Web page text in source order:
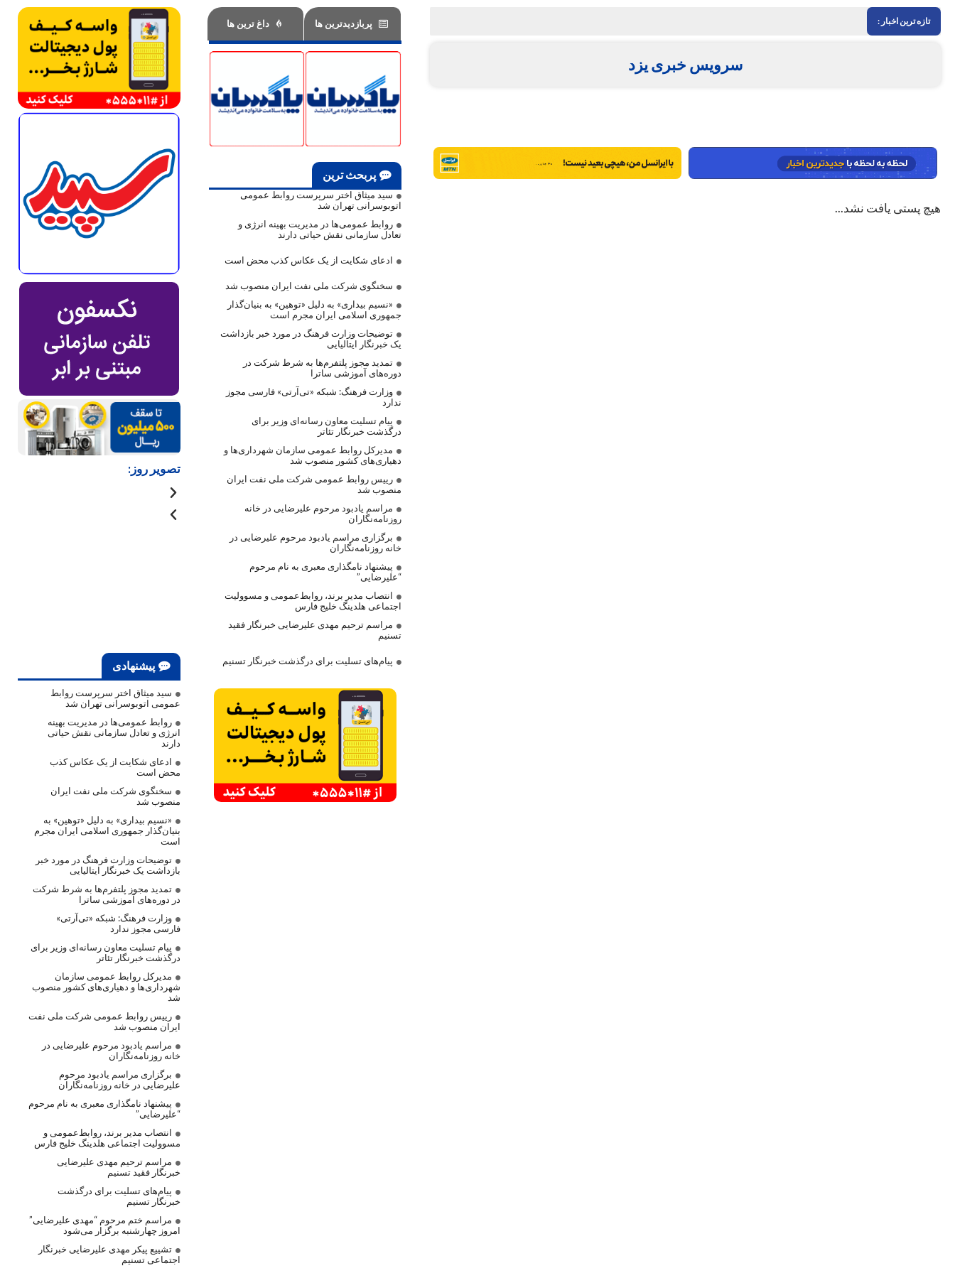
تازه ترین اخبار :
سرویس خبری یزد
هیچ پستی یافت نشد...
پربازدیدترین ها داغ ترین ها
پربحث ترین
سید میثاق اختر سرپرست روابط عمومی
اتوبوسرانی تهران شد
روابط عمومی‌ها در مدیریت بهینه انرژی و
تعادل سازمانی نقش حیاتی دارند
ادعای شکایت از یک عکاس کذب محض است
سخنگوی شرکت ملی نفت ایران منصوب شد
«نسیم بیداری» به دلیل «توهین» به بنیان‌گذار
جمهوری اسلامی ایران مجرم است
توضیحات وزارت فرهنگ در مورد خبر بازداشت
یک خبرنگار ایتالیایی
تمدید مجوز پلتفرم‌ها به شرط شرکت در
دوره‌های آموزشی ساترا
وزارت فرهنگ: شبکه «تی‌آرتی» فارسی مجوز
ندارد
پیام تسلیت معاون رسانه‌ای وزیر برای
درگذشت خبرنگار تئاتر
مدیرکل روابط عمومی سازمان شهرداری‌ها و
دهیاری‌های کشور منصوب شد
رییس روابط عمومی شرکت ملی نفت ایران
منصوب شد
مراسم یادبود مرحوم علیرضایی در خانه
روزنامه‌نگاران
برگزاری مراسم یادبود مرحوم علیرضایی در
خانه روزنامه‌نگاران
پیشنهاد نامگذاری معبری به نام مرحوم
“علیرضایی”
انتصاب مدیر برند، روابط‌عمومی و مسوولیت
اجتماعی هلدینگ خلیج فارس
مراسم ترحیم مهدی علیرضایی خبرنگار فقید
تسنیم
پیام‌های تسلیت برای درگذشت خبرنگار تسنیم
تصویر روز:
پیشنهادی
سید میثاق اختر سرپرست روابط
عمومی اتوبوسرانی تهران شد
روابط عمومی‌ها در مدیریت بهینه
انرژی و تعادل سازمانی نقش حیاتی
دارند
ادعای شکایت از یک عکاس کذب
محض است
سخنگوی شرکت ملی نفت ایران
منصوب شد
«نسیم بیداری» به دلیل «توهین» به
بنیان‌گذار جمهوری اسلامی ایران مجرم
است
توضیحات وزارت فرهنگ در مورد خبر
بازداشت یک خبرنگار ایتالیایی
تمدید مجوز پلتفرم‌ها به شرط شرکت
در دوره‌های آموزشی ساترا
وزارت فرهنگ: شبکه «تی‌آرتی»
فارسی مجوز ندارد
پیام تسلیت معاون رسانه‌ای وزیر برای
درگذشت خبرنگار تئاتر
مدیرکل روابط عمومی سازمان
شهرداری‌ها و دهیاری‌های کشور منصوب
شد
رییس روابط عمومی شرکت ملی نفت
ایران منصوب شد
مراسم یادبود مرحوم علیرضایی در
خانه روزنامه‌نگاران
برگزاری مراسم یادبود مرحوم
علیرضایی در خانه روزنامه‌نگاران
پیشنهاد نامگذاری معبری به نام مرحوم
“علیرضایی”
انتصاب مدیر برند، روابط‌عمومی و
مسوولیت اجتماعی هلدینگ خلیج فارس
مراسم ترحیم مهدی علیرضایی
خبرنگار فقید تسنیم
پیام‌های تسلیت برای درگذشت
خبرنگار تسنیم
مراسم ختم مرحوم “مهدی علیرضایی”
امروز چهارشنبه برگزار می‌شود
تشییع پیکر مهدی علیرضایی خبرنگار
اجتماعی تسنیم